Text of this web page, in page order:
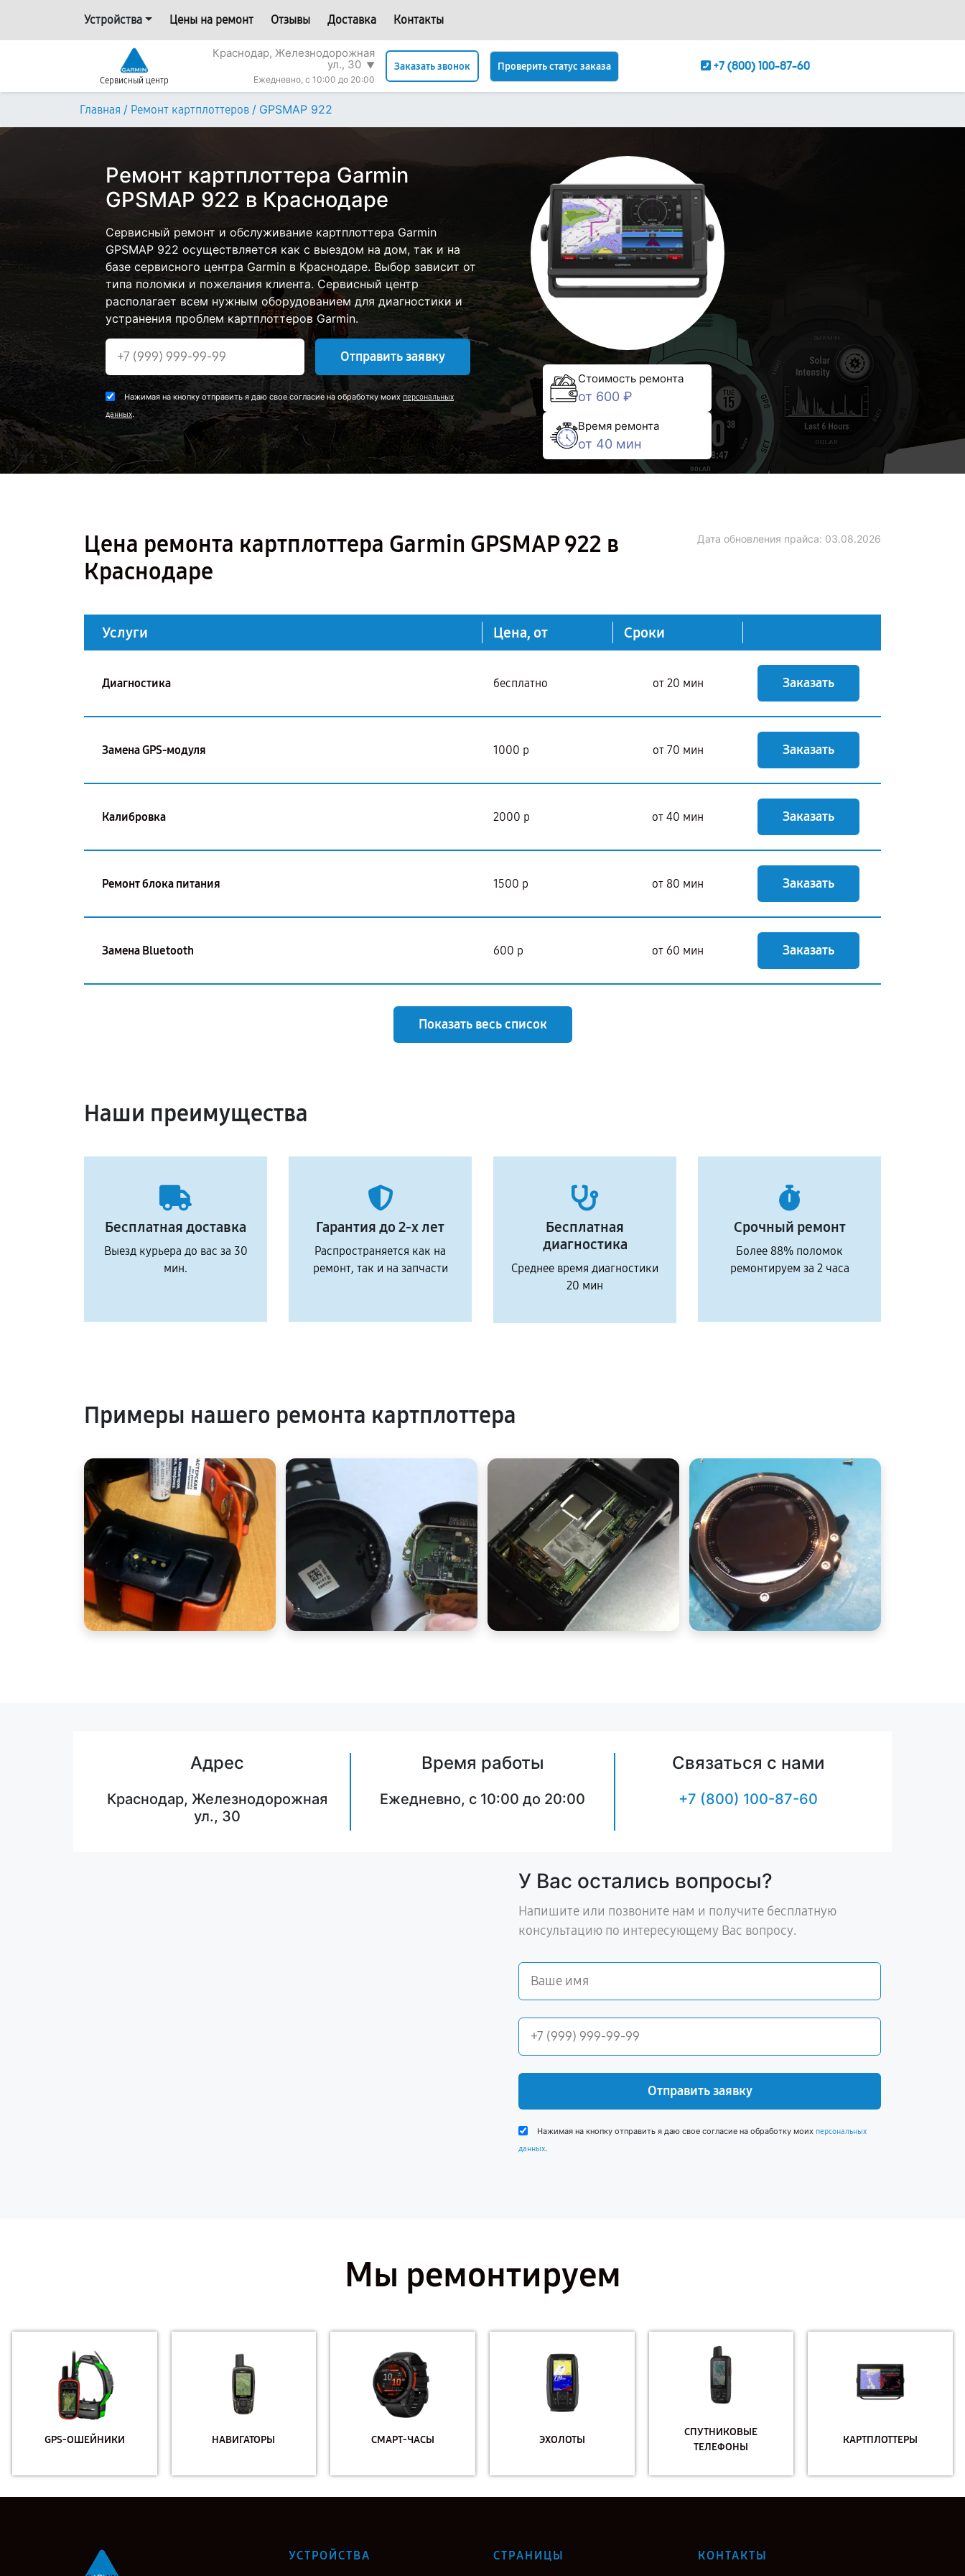
Устройства Цены на ремонт Отзывы Доставка Контакты
Сервисный центр
Краснодар, Железнодорожная
ул., 30 ▼
Ежедневно, с 10:00 до 20:00
Заказать звонок Проверить статус заказа +7 (800) 100-87-60
Главная / Ремонт картплоттеров / GPSMAP 922
Ремонт картплоттера Garmin
GPSMAP 922 в Краснодаре
Сервисный ремонт и обслуживание картплоттера Garmin
GPSMAP 922 осуществляется как с выездом на дом, так и на
базе сервисного центра Garmin в Краснодаре. Выбор зависит от
типа поломки и пожелания клиента. Сервисный центр
располагает всем нужным оборудованием для диагностики и
устранения проблем картплоттеров Garmin.
Отправить заявку
Нажимая на кнопку отправить я даю свое согласие на обработку моих персональных
данных.
Стоимость ремонта
от 600 ₽
Время ремонта
от 40 мин
Цена ремонта картплоттера Garmin GPSMAP 922 в
Краснодаре
Дата обновления прайса: 03.08.2026
Услуги Цена, от Сроки
Диагностика бесплатно от 20 мин Заказать
Замена GPS-модуля 1000 р от 70 мин Заказать
Калибровка 2000 р от 40 мин Заказать
Ремонт блока питания 1500 р от 80 мин Заказать
Замена Bluetooth 600 р от 60 мин Заказать
Показать весь список
Наши преимущества
Бесплатная доставка
Выезд курьера до вас за 30
мин.
Гарантия до 2-х лет
Распространяется как на
ремонт, так и на запчасти
Бесплатная
диагностика
Среднее время диагностики
20 мин
Срочный ремонт
Более 88% поломок
ремонтируем за 2 часа
Примеры нашего ремонта картплоттера
Адрес
Краснодар, Железнодорожная
ул., 30
Время работы
Ежедневно, с 10:00 до 20:00
Связаться с нами
+7 (800) 100-87-60
У Вас остались вопросы?
Напишите или позвоните нам и получите бесплатную
консультацию по интересующему Вас вопросу.
Отправить заявку
Нажимая на кнопку отправить я даю свое согласие на обработку моих персональных
данных.
Мы ремонтируем
GPS-ОШЕЙНИКИ НАВИГАТОРЫ СМАРТ-ЧАСЫ ЭХОЛОТЫ
СПУТНИКОВЫЕ
ТЕЛЕФОНЫ
КАРТПЛОТТЕРЫ
УСТРОЙСТВА СТРАНИЦЫ КОНТАКТЫ